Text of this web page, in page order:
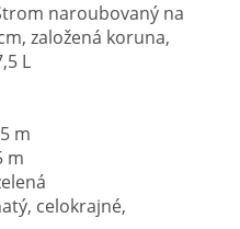
naroubovaný na
založená koruna,
L
m
m
celokrajné,